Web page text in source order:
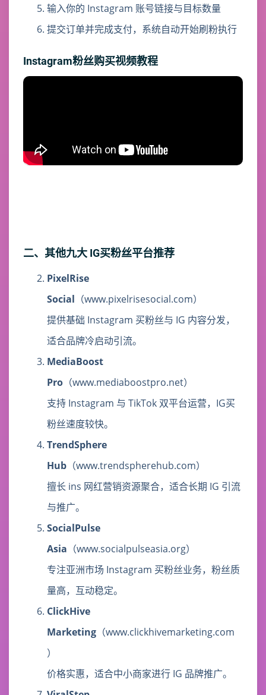
输入你的 Instagram 账号链接与目标数量
提交订单并完成支付，系统自动开始刷粉执行
Instagram粉丝购买视频教程
二、其他九大 IG买粉丝平台推荐
PixelRise
Social （www.pixelrisesocial.com）
提供基础 Instagram 买粉丝与 IG 内容分发，
适合品牌冷启动引流。
MediaBoost
Pro （www.mediaboostpro.net）
支持 Instagram 与 TikTok 双平台运营，IG买
粉丝速度较快。
TrendSphere
Hub （www.trendspherehub.com）
擅长 ins 网红营销资源聚合，适合长期 IG 引流
与推广。
SocialPulse
Asia （www.socialpulseasia.org）
专注亚洲市场 Instagram 买粉丝业务，粉丝质
量高，互动稳定。
ClickHive
Marketing （www.clickhivemarketing.com
）
价格实惠，适合中小商家进行 IG 品牌推广。